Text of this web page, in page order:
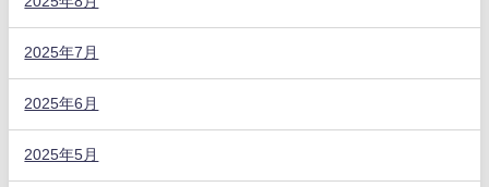
2025年7月
2025年6月
2025年5月